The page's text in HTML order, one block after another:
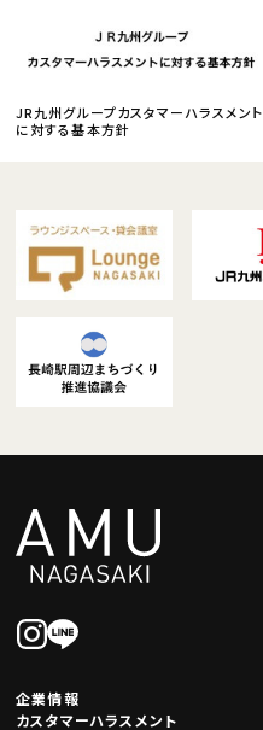
JR九州グループカスタマーハラスメント
に対する基本方針
企業情報
カスタマーハラスメント